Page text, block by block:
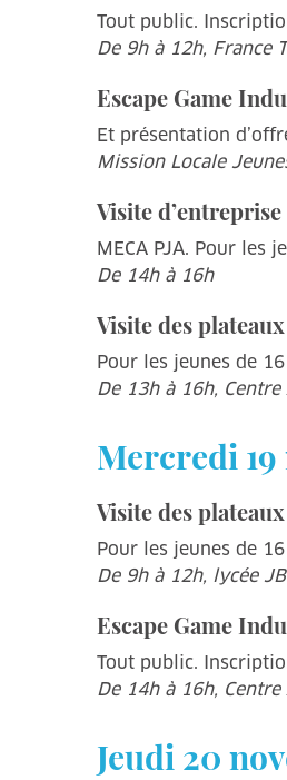
Tout public.
De 9h à 12h, France
Escape Game
Et présentation
Mission Locale
Visite d’entreprise
MECA PJA. Pour les
De 14h à 16h
Visite des
Pour les jeunes de
De 13h à 16h,
Mercredi
Visite des
Pour les jeunes de
De 9h à 12h, lycée
Escape Game
Tout public.
De 14h à 16h,
Jeudi 20